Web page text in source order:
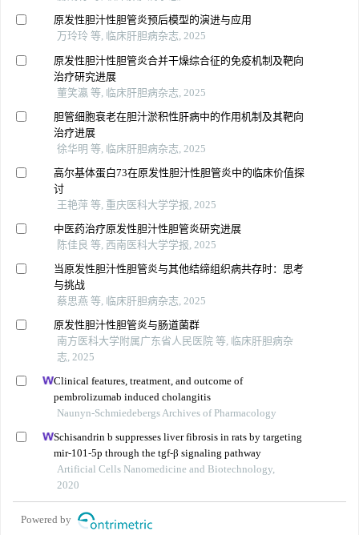
原发性胆汁性胆管炎预后模型的演进与应用
万玲玲 等, 临床肝胆病杂志, 2025
原发性胆汁性胆管炎合并干燥综合征的免疫机制及靶向
治疗研究进展
董笑瀛 等, 临床肝胆病杂志, 2025
胆管细胞衰老在胆汁淤积性肝病中的作用机制及其靶向
治疗进展
徐华明 等, 临床肝胆病杂志, 2025
高尔基体蛋白73在原发性胆汁性胆管炎中的临床价值探
讨
王艳萍 等, 重庆医科大学学报, 2025
中医药治疗原发性胆汁性胆管炎研究进展
陈佳良 等, 西南医科大学学报, 2025
当原发性胆汁性胆管炎与其他结缔组织病共存时：思考
与挑战
蔡思燕 等, 临床肝胆病杂志, 2025
原发性胆汁性胆管炎与肠道菌群
南方医科大学附属广东省人民医院 等, 临床肝胆病杂
志, 2025
Clinical features, treatment, and outcome of
pembrolizumab induced cholangitis
Naunyn-Schmiedebergs Archives of Pharmacology
Schisandrin b suppresses liver fibrosis in rats by targeting
mir-101-5p through the tgf-β signaling pathway
Artificial Cells Nanomedicine and Biotechnology,
2020
Powered by